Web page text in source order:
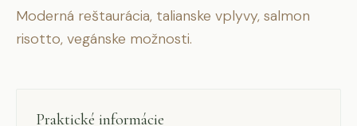
Moderná reštaurácia, talianske vplyvy, salmon
risotto, vegánske možnosti.
Praktické informácie